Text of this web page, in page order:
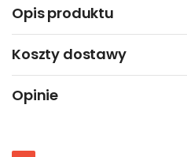
Opis produktu
Koszty dostawy
Opinie